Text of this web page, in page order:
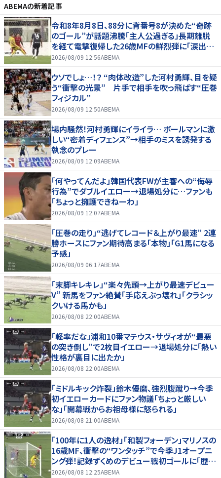
ABEMAの新着記事
令和8年8月8日、88分に背番号8が決めた“奇跡
のゴール”が話題沸騰「主人公過ぎる」長期離脱
を経て電撃復帰した26歳MFの鮮烈弾に「涙出て
きた」
2026/08/09 12:56ABEMA
ウソでしょ…！？ “肉体改造”した河村勇輝、目を疑
う“衝撃の光景” 片手で相手を吹っ飛ばす“圧巻
フィジカル”
2026/08/09 12:50ABEMA
場内騒然！河村勇輝にイライラ… ボールマンに激
しい“密着ディフェンス”→相手のミスを誘発する
執念のプレー
2026/08/09 12:09ABEMA
「何やってんだよ」韓国代表FWが主審への“侮辱
行為”でダブルイエロー→退場処分に…ファンも
「ちょっと擁護できねーわ」
2026/08/09 12:07ABEMA
「圧巻の走り」“逃げてレコード＆上がり最速” 2連
勝ホースにファン期待高まる「本物」「G1馬になる
予感」
2026/08/09 06:17ABEMA
「末脚キレキレ」“楽々先頭→上がり最速デビュー
V” 新馬をファン絶賛「手応えぶっ壊れ」「クラシッ
クいける馬かも」
2026/08/08 22:00ABEMA
「軽率だな」浦和10番マテウス・サヴィオが“最悪
の突き倒し”で2枚目イエロー→退場処分に「熱い
性格が裏目に出たか」
2026/08/08 22:00ABEMA
「ミドルキック炸裂」鈴木優磨、強烈腹蹴り→今季
初イエローカードにファン物議「ちょっと厳しい
な」「開幕戦からお祖母様に怒られる」
2026/08/08 21:00ABEMA
「100年に1人の逸材」「和製フォーデン」マリノスの
16歳MF、衝撃の“ワンタッチ”で今季J1オープニ
ング弾！記録ずくめのデビュー戦初ゴールに「歴史
を作りよった」
2026/08/08 12:25ABEMA